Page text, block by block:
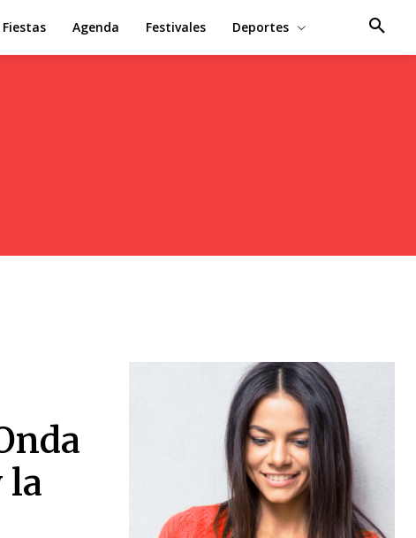
Fiestas Agenda Festivales Deportes
la